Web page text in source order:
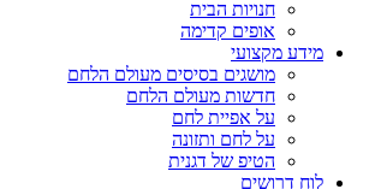
חנויות הבית
אופים קדימה
מידע מקצועי
מושגים בסיסים מעולם הלחם
חדשות מעולם הלחם
על אפיית לחם
על לחם ותזונה
הטיפ של דגנית
לוח דרושים